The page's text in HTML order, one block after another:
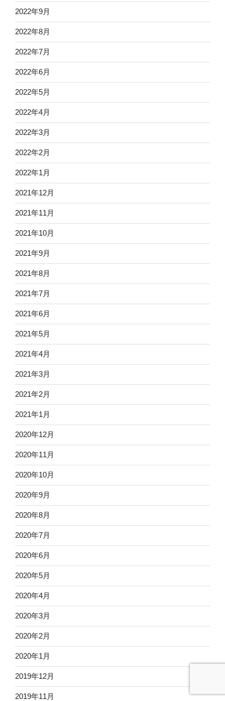
2022年9月
2022年8月
2022年7月
2022年6月
2022年5月
2022年4月
2022年3月
2022年2月
2022年1月
2021年12月
2021年11月
2021年10月
2021年9月
2021年8月
2021年7月
2021年6月
2021年5月
2021年4月
2021年3月
2021年2月
2021年1月
2020年12月
2020年11月
2020年10月
2020年9月
2020年8月
2020年7月
2020年6月
2020年5月
2020年4月
2020年3月
2020年2月
2020年1月
2019年12月
2019年11月